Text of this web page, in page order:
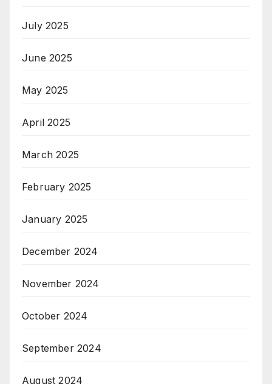
July 2025
June 2025
May 2025
April 2025
March 2025
February 2025
January 2025
December 2024
November 2024
October 2024
September 2024
August 2024